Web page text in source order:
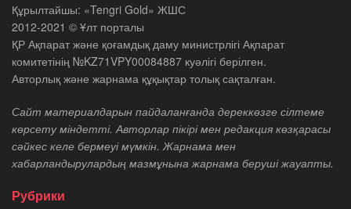
Құрылтайшы: «Tengri Gold» ЖШС
2012-2021 © Ұлт порталы
ҚР Ақпарат және қоғамдық даму министрлігі Ақпарат
комитетінің №KZ71VPY00084887 куәлігі берілген.
Авторлық және жарнама құқықтар толық сақталған.
Сайт материалдарын пайдаланғанда дереккөзге сілтеме
көрсету міндетті. Авторлар пікірі мен редакция көзқарасы
сәйкес келе бермеуі мүмкін. Жарнама мен
хабарландырулардың мазмұнына жарнама беруші жауапты.
Рубрики